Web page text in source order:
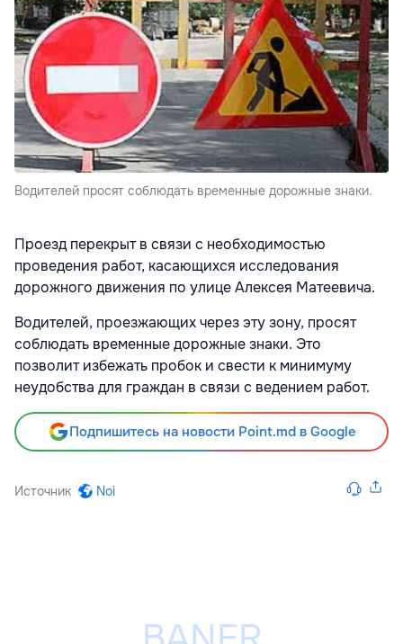
Водителей просят соблюдать временные дорожные знаки.
Проезд перекрыт в связи с необходимостью
проведения работ, касающихся исследования
дорожного движения по улице Алексея Матеевича.
Водителей, проезжающих через эту зону, просят
соблюдать временные дорожные знаки. Это
позволит избежать пробок и свести к минимуму
неудобства для граждан в связи с ведением работ.
Подпишитесь на новости Point.md в Google
Источник Noi